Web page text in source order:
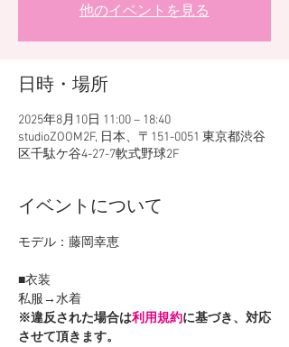
他のイベントを見る
日時・場所
2025年8月10日 11:00 – 18:40
studioZOOM2F, 日本、〒151-0051 東京都渋谷
区千駄ケ谷4-27-7軟式野球2F
イベントについて
モデル：藤岡幸恵
■衣装
私服→水着
※違反された場合は利用規約に基づき、対応
させて頂きます。